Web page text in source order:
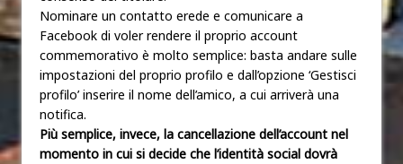
Nominare un contatto erede e comunicare a
Facebook di voler rendere il proprio account
commemorativo è molto semplice: basta andare sulle
impostazioni del proprio profilo e dall’opzione ‘Gestisci
profilo’ inserire il nome dell’amico, a cui arriverà una
notifica.
Più semplice, invece, la cancellazione dell’account nel
momento in cui si decide che l’identità social dovrà